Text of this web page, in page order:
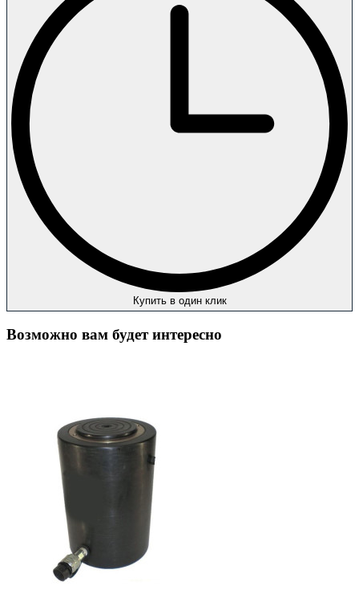
Купить в один клик
Возможно вам будет интересно